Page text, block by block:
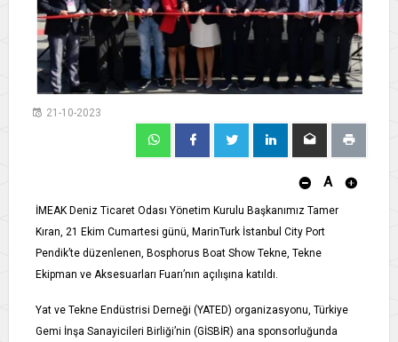
21-10-2023
A
İMEAK Deniz Ticaret Odası Yönetim Kurulu Başkanımız Tamer
Kıran, 21 Ekim Cumartesi günü, MarinTurk İstanbul City Port
Pendik’te düzenlenen, Bosphorus Boat Show Tekne, Tekne
Ekipman ve Aksesuarları Fuarı’nın açılışına katıldı.
Yat ve Tekne Endüstrisi Derneği (YATED) organizasyonu, Türkiye
Gemi İnşa Sanayicileri Birliği’nin (GİSBİR) ana sponsorluğunda